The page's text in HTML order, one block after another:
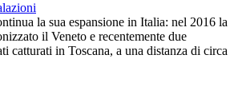
la sua espansione in Italia: nel 2016 la
il Veneto e recentemente due
catturati in Toscana, a una distanza di circa